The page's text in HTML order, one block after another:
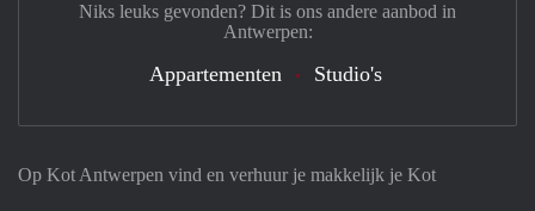
Op Kot Antwerpen vind en verhuur je makkelijk je Kot
Niks leuks gevonden? Dit is ons andere aanbod in
Antwerpen:
Appartementen Studio's